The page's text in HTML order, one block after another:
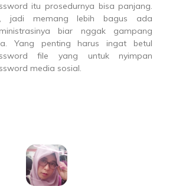
itu prosedurnya bisa panjang.
jadi memang lebih bagus ada
biar nggak gampang
Yang penting harus ingat betul
file yang untuk nyimpan
media sosial.